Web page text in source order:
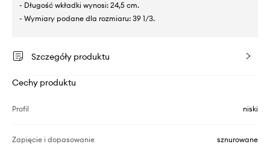
- Długość wkładki wynosi: 24,5 cm.
- Wymiary podane dla rozmiaru: 39 1/3.
Szczegóły produktu
Cechy produktu
Profil niski
Zapięcie i dopasowanie sznurowane